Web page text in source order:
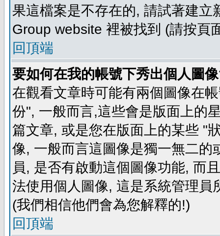
果這檔案是不存在的, 請試著建
Group website 裡被找到 (請按頁
回頂端
要如何在我的帳號下秀出個人圖
在觀看文章時可能有兩個圖像在
份", 一般而言,這些會是版面上的
篇文章, 或是您在版面上的某些 "
像, 一般而言這圖像是獨一無二
員, 是否有啟動這個圖像功能, 而
法使用個人圖像, 這是系統管理
(我們相信他們會為您解釋的!)
回頂端